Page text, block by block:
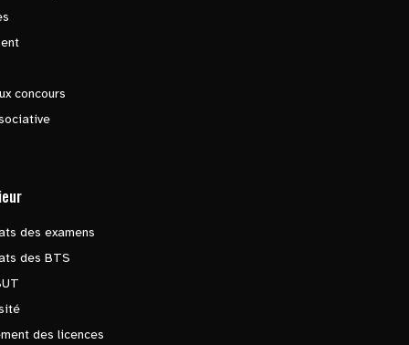
concours
des examens
des BTS
des licences